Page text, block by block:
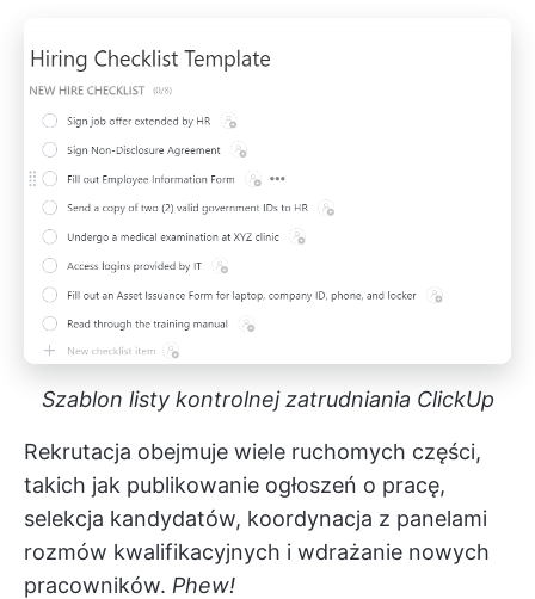
Szablon listy kontrolnej zatrudniania ClickUp
Rekrutacja obejmuje wiele ruchomych części,
takich jak publikowanie ogłoszeń o pracę,
selekcja kandydatów, koordynacja z panelami
rozmów kwalifikacyjnych i wdrażanie nowych
pracowników. Phew!